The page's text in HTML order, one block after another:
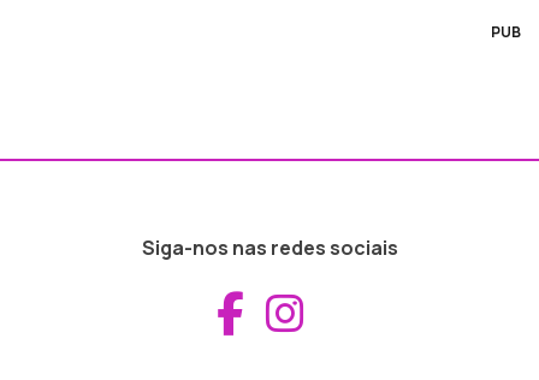
PUB
Siga-nos nas redes sociais
Aceder ao